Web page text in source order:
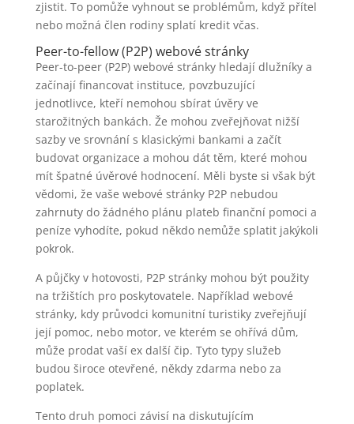
zjistit. To pomůže vyhnout se problémům, když přítel
nebo možná člen rodiny splatí kredit včas.
Peer-to-fellow (P2P) webové stránky
Peer-to-peer (P2P) webové stránky hledají dlužníky a
začínají financovat instituce, povzbuzující
jednotlivce, kteří nemohou sbírat úvěry ve
starožitných bankách. Že mohou zveřejňovat nižší
sazby ve srovnání s klasickými bankami a začít
budovat organizace a mohou dát těm, které mohou
mít špatné úvěrové hodnocení. Měli byste si však být
vědomi, že vaše webové stránky P2P nebudou
zahrnuty do žádného plánu plateb finanční pomoci a
peníze vyhodíte, pokud někdo nemůže splatit jakýkoli
pokrok.
A půjčky v hotovosti, P2P stránky mohou být použity
na tržištích pro poskytovatele. Například webové
stránky, kdy průvodci komunitní turistiky zveřejňují
její pomoc, nebo motor, ve kterém se ohřívá dům,
může prodat vaší ex další čip. Tyto typy služeb
budou široce otevřené, někdy zdarma nebo za
poplatek.
Tento druh pomoci závisí na diskutujícím